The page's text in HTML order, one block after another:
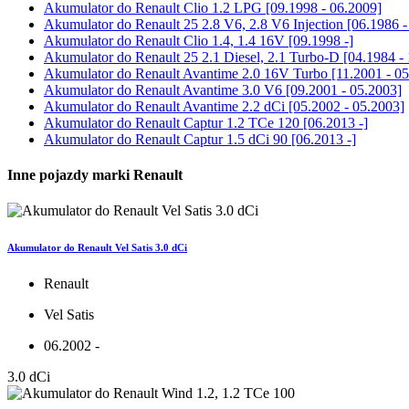
Akumulator do Renault Clio 1.2 LPG [09.1998 - 06.2009]
Akumulator do Renault 25 2.8 V6, 2.8 V6 Injection [06.1986
Akumulator do Renault Clio 1.4, 1.4 16V [09.1998 -]
Akumulator do Renault 25 2.1 Diesel, 2.1 Turbo-D [04.1984 -
Akumulator do Renault Avantime 2.0 16V Turbo [11.2001 -
Akumulator do Renault Avantime 3.0 V6 [09.2001 - 05.2003]
Akumulator do Renault Avantime 2.2 dCi [05.2002 - 05.2003]
Akumulator do Renault Captur 1.2 TCe 120 [06.2013 -]
Akumulator do Renault Captur 1.5 dCi 90 [06.2013 -]
Inne pojazdy marki Renault
Akumulator do Renault Vel Satis 3.0 dCi
Renault
Vel Satis
06.2002 -
3.0 dCi